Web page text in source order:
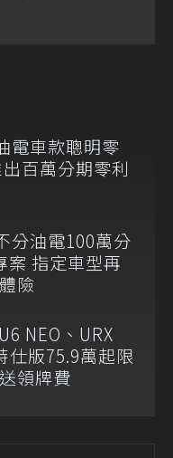
電車款聰明零
百萬分期零利
分油電100萬分
案 指定車型再
險
NEO、URX
仕版75.9萬起限
領牌費